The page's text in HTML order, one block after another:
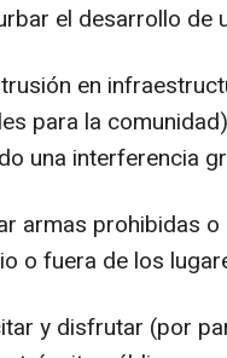
el desarrollo de
en
para la
una interferencia
armas prohibidas
o fuera de los
y disfrutar (por